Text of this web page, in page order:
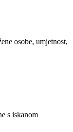
osobe, umjetnost,
s iskanom